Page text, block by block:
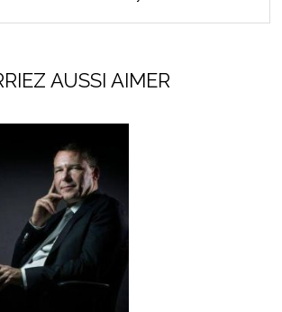
AUSSI AIMER